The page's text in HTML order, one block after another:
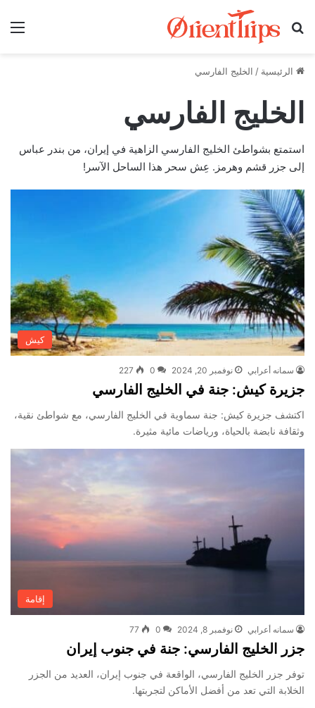
بحث عن
الرئيسية / الخليج الفارسي
الخليج الفارسي
استمتع بشواطئ الخليج الفارسي الزاهية في إيران، من بندر عباس
إلى جزر قشم وهرمز. عِش سحر هذا الساحل الآسر!
كيش
سمانه أعرابي نوفمبر 20, 2024 0
227
جزيرة كيش: جنة في الخليج الفارسي
اكتشف جزيرة كيش: جنة سماوية في الخليج الفارسي، مع شواطئ نقية،
وثقافة نابضة بالحياة، ورياضات مائية مثيرة.
إقامة
سمانه أعرابي نوفمبر 8, 2024 0
77
جزر الخليج الفارسي: جنة في جنوب إيران
توفر جزر الخليج الفارسي، الواقعة في جنوب إيران، العديد من الجزر
الخلابة التي تعد من أفضل الأماكن لتجربتها.